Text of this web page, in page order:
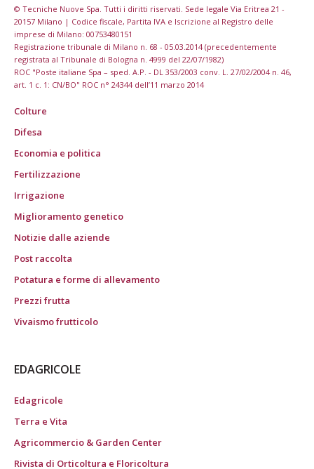
© Tecniche Nuove Spa. Tutti i diritti riservati. Sede legale Via Eritrea 21 -
20157 Milano | Codice fiscale, Partita IVA e Iscrizione al Registro delle
imprese di Milano: 00753480151
Registrazione tribunale di Milano n. 68 - 05.03.2014 (precedentemente
registrata al Tribunale di Bologna n. 4999 del 22/07/1982)
ROC "Poste italiane Spa – sped. A.P. - DL 353/2003 conv. L. 27/02/2004 n. 46,
art. 1 c. 1: CN/BO" ROC n° 24344 dell’11 marzo 2014
Colture
Difesa
Economia e politica
Fertilizzazione
Irrigazione
Miglioramento genetico
Notizie dalle aziende
Post raccolta
Potatura e forme di allevamento
Prezzi frutta
Vivaismo frutticolo
EDAGRICOLE
Edagricole
Terra e Vita
Agricommercio & Garden Center
Rivista di Orticoltura e Floricoltura